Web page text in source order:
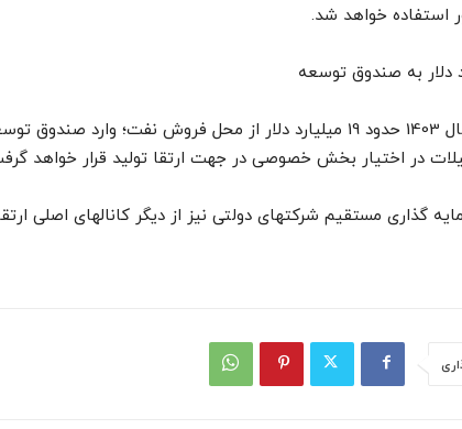
استفاده خواهد شد.
همچنین در سال 1403 حدود 19 میلیارد دلار از محل فروش نفت؛
در اختیار بخش خصوصی در جهت ارتقا تولید قرار خواهد